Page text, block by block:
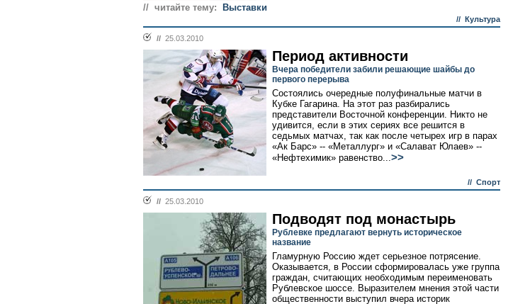
// читайте тему: Выставки
// Культура
// 25.03.2010
Период активности
Вчера победители забили решающие шайбы до
первого перерыва
Состоялись очередные полуфинальные матчи в
Кубке Гагарина. На этот раз разбирались
представители Восточной конференции. Никто не
удивится, если в этих сериях все решится в
седьмых матчах, так как после четырех игр в парах
«Ак Барс» -- «Металлург» и «Салават Юлаев» --
«Нефтехимик» равенство...>>
// Спорт
// 25.03.2010
Подводят под монастырь
Рублевке предлагают вернуть историческое
название
Гламурную Россию ждет серьезное потрясение.
Оказывается, в России сформировалась уже группа
граждан, считающих необходимым переименовать
Рублевское шоссе. Выразителем мнения этой части
общественности выступил вчера историк